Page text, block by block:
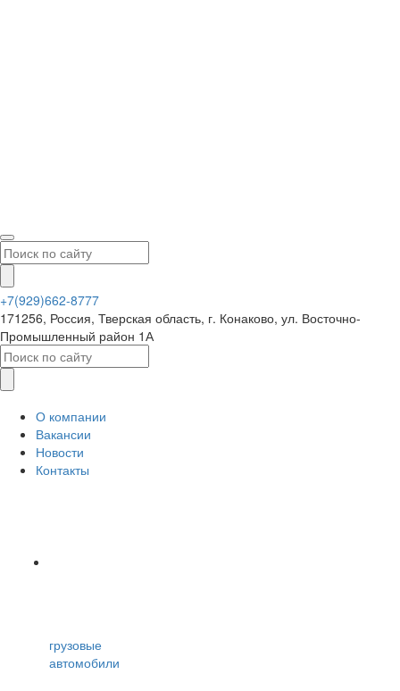
+7(929)662-8777
171256, Россия, Тверская область, г. Конаково, ул. Восточно-
Промышленный район 1А
О компании
Вакансии
Новости
Контакты
грузовые
автомобили